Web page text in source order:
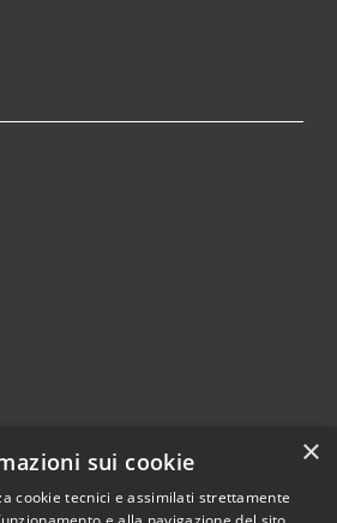
di Foggia
×
sui cookie
cookie tecnici e assimilati strettamente